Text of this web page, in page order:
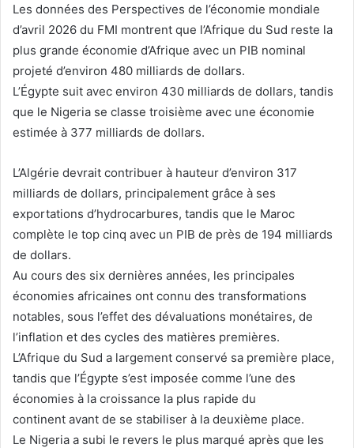
Les données des Perspectives de l’économie mondiale
d’avril 2026 du FMI montrent que l’Afrique du Sud reste la
plus grande économie d’Afrique avec un PIB nominal
projeté d’environ 480 milliards de dollars.
L’Égypte suit avec environ 430 milliards de dollars, tandis
que le Nigeria se classe troisième avec une économie
estimée à 377 milliards de dollars.
L’Algérie devrait contribuer à hauteur d’environ 317
milliards de dollars, principalement grâce à ses
exportations d’hydrocarbures, tandis que le Maroc
complète le top cinq avec un PIB de près de 194 milliards
de dollars.
Au cours des six dernières années, les principales
économies africaines ont connu des transformations
notables, sous l’effet des dévaluations monétaires, de
l’inflation et des cycles des matières premières.
L’Afrique du Sud a largement conservé sa première place,
tandis que l’Égypte s’est imposée comme l’une des
économies à la croissance la plus rapide du
continent avant de se stabiliser à la deuxième place.
Le Nigeria a subi le revers le plus marqué après que les